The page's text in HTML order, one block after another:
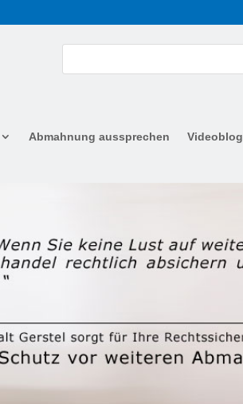
Abmahnung aussprechen
Videoblog